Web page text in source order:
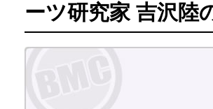
ーツ研究家 吉沢陸